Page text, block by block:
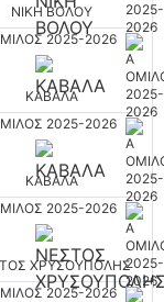
ΝΙΚΗ ΒΟΛΟΥ
2025-2026
ΚΑΒΑΛΑ
2025-2026
ΚΑΒΑΛΑ
2025-2026
ΧΡΥΣΟΥΠΟΛΗΣ
2025-2026